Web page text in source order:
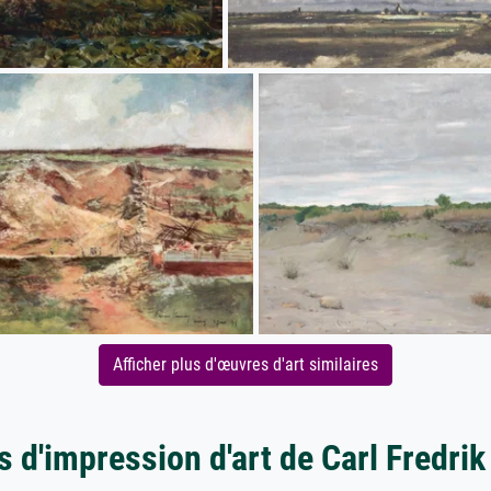
Afficher plus d'œuvres d'art similaires
d'impression d'art de Carl